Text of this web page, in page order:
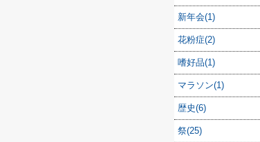
新年会(1)
花粉症(2)
嗜好品(1)
マラソン(1)
歴史(6)
祭(25)